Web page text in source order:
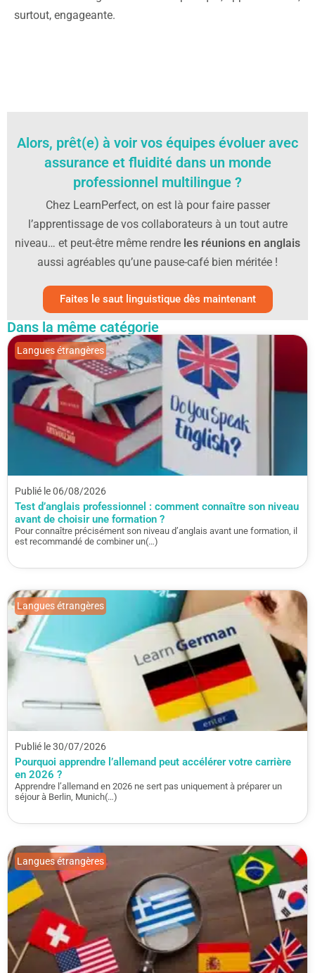
surtout, engageante.
Alors, prêt(e) à voir vos équipes évoluer avec
assurance et fluidité dans un monde
professionnel multilingue ?
Chez LearnPerfect, on est là pour faire passer
l’apprentissage de vos collaborateurs à un tout autre
niveau… et peut-être même rendre les réunions en anglais
aussi agréables qu’une pause-café bien méritée !
Faites le saut linguistique dès maintenant
Dans la même catégorie
Publié le 06/08/2026
Test d’anglais professionnel : comment connaître son niveau
avant de choisir une formation ?
Pour connaître précisément son niveau d’anglais avant une formation, il
est recommandé de combiner un(…)
Langues étrangères
Publié le 30/07/2026
Pourquoi apprendre l’allemand peut accélérer votre carrière
en 2026 ?
Apprendre l’allemand en 2026 ne sert pas uniquement à préparer un
séjour à Berlin, Munich(…)
Langues étrangères
Langues étrangères